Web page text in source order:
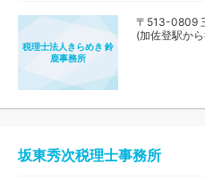
税理士法人きらめき 鈴
鹿事務所
〒513-0809
(加佐登駅か
坂東秀次税理士事務所